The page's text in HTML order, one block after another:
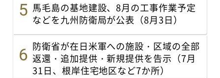
馬毛島の基地建設、8月の工事作業予定
などを九州防衛局が公表（8月3日）
防衛省が在日米軍への施設・区域の全部
返還・追加提供・新規提供を告示（7月
31日、根岸住宅地区など7か所）